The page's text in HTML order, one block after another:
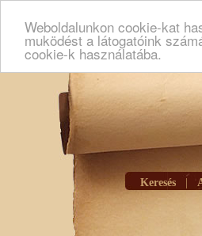
Weboldalunkon cookie-kat
muködést a látogatóink
cookie-k használatába.
Keresés